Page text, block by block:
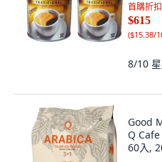
首購折
$615
($15.38/
8/10
Good
Q
60入,